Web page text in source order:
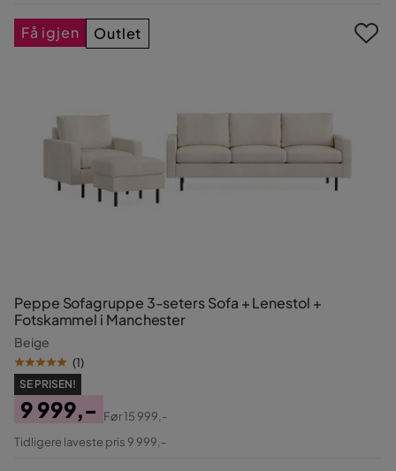
Peppe Sofagruppe 3-seters Sofa + Lenestol +
Fotskammel i Manchester
Beige
(1)
SE PRISEN!
Pris
9 999,-
Original
Før15 999,-
Tidligere laveste pris 9 999,-
Få igjen Outlet